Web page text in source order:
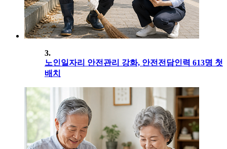
3.
노인일자리 안전관리 강화, 안전전담인력 613명 첫
배치